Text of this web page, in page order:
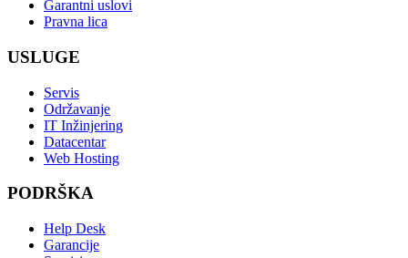
Garantni uslovi
Pravna lica
USLUGE
Servis
Održavanje
IT Inžinjering
Datacentar
Web Hosting
PODRŠKA
Help Desk
Garancije